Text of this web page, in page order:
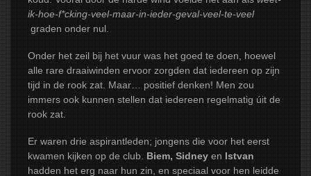
ik-hoe-f*cking-veel-maar-in-ieder-geval-veel-te-veel
graden onder nul.
Onder het zeil bij het vuur was het goed te doen, hoewel
alle rare draaiwinden ervoor zorgden dat iedereen op zijn
tijd in de rook zat. Maar… positief denken! Men zou
immers ook kunnen stellen dat iedereen regelmatig úit de
rook zat.
Er waren drie aspirantleden; jongens die voor het eerst
kwamen kijken op de club.Biem, SidneyenIstvan
hadden het erg naar hun zin, en speciaal voor hen leidde